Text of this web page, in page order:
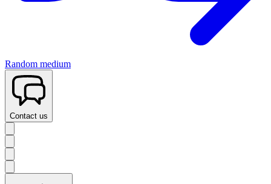
Random medium
Contact us